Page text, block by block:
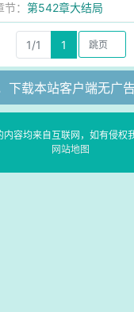
节：第542章大结局
1/1 1
下载本站客户端无广
容均来自互联网，如有侵权
网站地图